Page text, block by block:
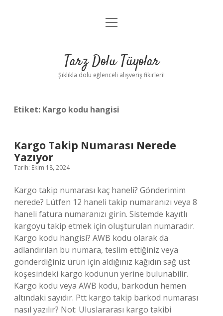
Anasayfa
Yasal Uyarı
menüyü
Tarz Dolu Tüyolar
Şıklıkla dolu eğlenceli alışveriş fikirleri!
Etiket: Kargo kodu hangisi
Kargo Takip Numarası Nerede
Yazıyor
Tarih: Ekim 18, 2024
Kargo takip numarası kaç haneli? Gönderimim
nerede? Lütfen 12 haneli takip numaranızı veya 8
haneli fatura numaranızı girin. Sistemde kayıtlı
kargoyu takip etmek için oluşturulan numaradır.
Kargo kodu hangisi? AWB kodu olarak da
adlandırılan bu numara, teslim ettiğiniz veya
gönderdiğiniz ürün için aldığınız kağıdın sağ üst
köşesindeki kargo kodunun yerine bulunabilir.
Kargo kodu veya AWB kodu, barkodun hemen
altındaki sayıdır. Ptt kargo takip barkod numarası
nasıl yazılır? Not: Uluslararası kargo takibi